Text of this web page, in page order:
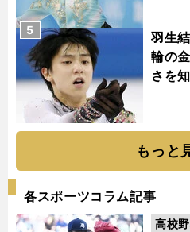
羽生
輪の
さを
5
もっと
各スポーツコラム記事
高校